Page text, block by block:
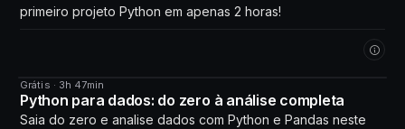
primeiro projeto Python em apenas 2 horas!
CURSO
Grátis · 3h 47min
Python para dados: do zero à análise completa
Saia do zero e analise dados com Python e Pandas neste